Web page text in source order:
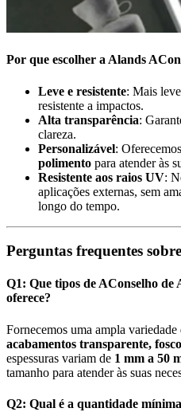
Por que escolher a Alands A
Leve e resistente: Mais
resistente a impactos.
Alta transparência:
clareza.
Personalizável: Oferecemos
polimento para atender às
Resistente aos raios UV:
aplicações externas, sem
longo do tempo.
Perguntas frequentes
Q1: Que tipos deAConselho de
oferece?
Fornecemos uma ampla
acabamentos transparente,
espessuras variam de 1 mm a 50
tamanho para atender às suas
Q2: Qual é a quantidade